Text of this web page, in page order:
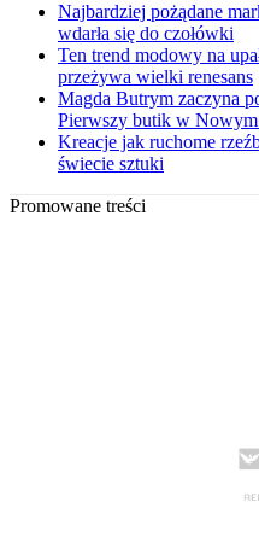
Najbardziej pożądane
wdarła się do czołówki
Ten trend modowy na
przeżywa wielki renesans
Magda Butrym zaczyna
Pierwszy butik w Nowym
Kreacje jak ruchome
świecie sztuki
Promowane treści